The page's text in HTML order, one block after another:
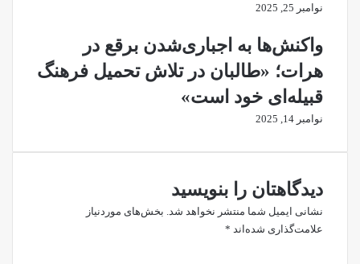
نوامبر 25, 2025
واکنش‌ها به اجباری‌شدن برقع در
هرات؛ «طالبان در تلاش تحمیل فرهنگ
قبیله‌ای خود است»
نوامبر 14, 2025
دیدگاهتان را بنویسید
نشانی ایمیل شما منتشر نخواهد شد. بخش‌های موردنیاز
علامت‌گذاری شده‌اند *